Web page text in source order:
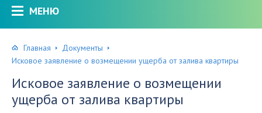
МЕНЮ
Главная
Документы
Исковое заявление о возмещении ущерба от залива квартиры
Исковое заявление о возмещении
ущерба от залива квартиры